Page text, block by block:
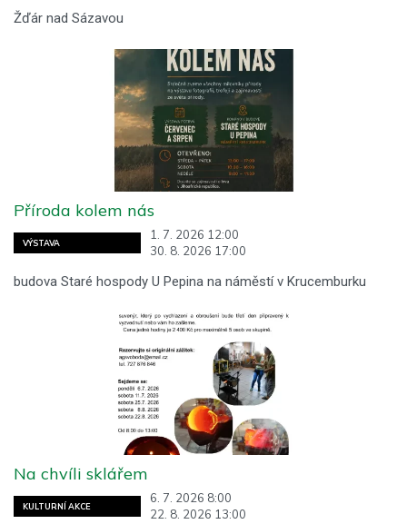
Žďár nad Sázavou
VÝSTAVA
1. 7. 2026 12:00
30. 8. 2026 17:00
Příroda kolem nás
budova Staré hospody U Pepina na náměstí v Krucemburku
KULTURNÍ AKCE
6. 7. 2026 8:00
22. 8. 2026 13:00
Na chvíli sklářem